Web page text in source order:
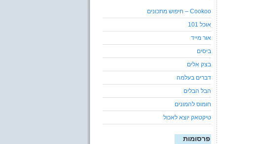
Cookoo – חיפוש מתכונים
אוכל 101
אור מייד
ביסים
בצק אלים
דברים בעלמה
הבל הבלים
חומוס להמונים
טיקטאק יוצא לאכול
פרסומות